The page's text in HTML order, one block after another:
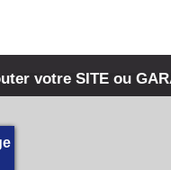
votre SITE ou